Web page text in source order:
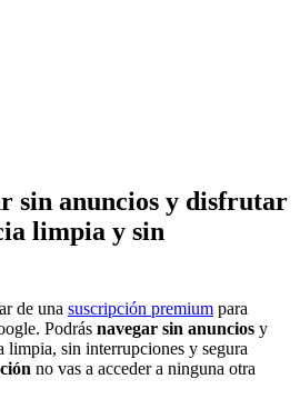
sin anuncios y disfrutar
limpia y sin
de una suscripción premium para
Podrás navegar sin anuncios y
limpia, sin interrupciones y segura
no vas a acceder a ninguna otra